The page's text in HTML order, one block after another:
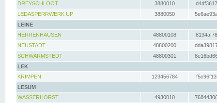
DREYSCHLOOT
3880010
LEDASPERRWERK UP
3880050
LEINE
HERRENHAUSEN
48800108
NEUSTADT
48800200
SCHWARMSTEDT
48800301
LEK
KRIMPEN
123456784
LESUM
WASSERHORST
4930010